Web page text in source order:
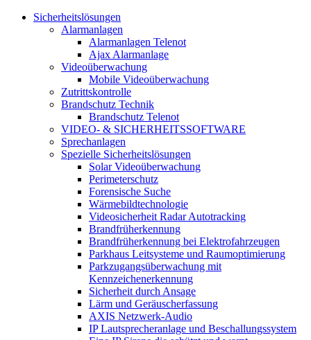
Sicherheitslösungen
Alarmanlagen
Alarmanlagen Telenot
Ajax Alarmanlage
Videoüberwachung
Mobile Videoüberwachung
Zutrittskontrolle
Brandschutz Technik
Brandschutz Telenot
VIDEO- & SICHERHEITSSOFTWARE
Sprechanlagen
Spezielle Sicherheitslösungen
Solar Videoüberwachung
Perimeterschutz
Forensische Suche
Wärmebildtechnologie
Videosicherheit Radar Autotracking​
Brandfrüherkennung
Brandfrüherkennung bei Elektrofahrzeugen
Parkhaus Leitsysteme und Raumoptimierung
Parkzugangsüberwachung mit
Kennzeichenerkennung
Sicherheit durch Ansage
Lärm und Geräuscherfassung
AXIS Netzwerk-Audio
IP Lautsprecheranlage und Beschallungssystem